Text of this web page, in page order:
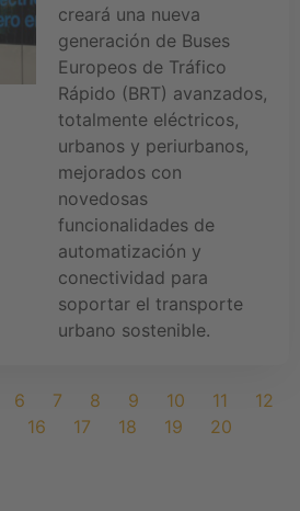
creará una nueva
generación de Buses
Europeos de Tráfico
Rápido (BRT) avanzados,
totalmente eléctricos,
urbanos y periurbanos,
mejorados con
novedosas
funcionalidades de
automatización y
conectividad para
soportar el transporte
urbano sostenible.
6 7 8 9 10 11
12
16 17 18 19 20